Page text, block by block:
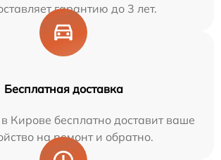
гарантию до 3 лет.
Бесплатная доставка
Кирове бесплатно доставит ваше
на ремонт и обратно.